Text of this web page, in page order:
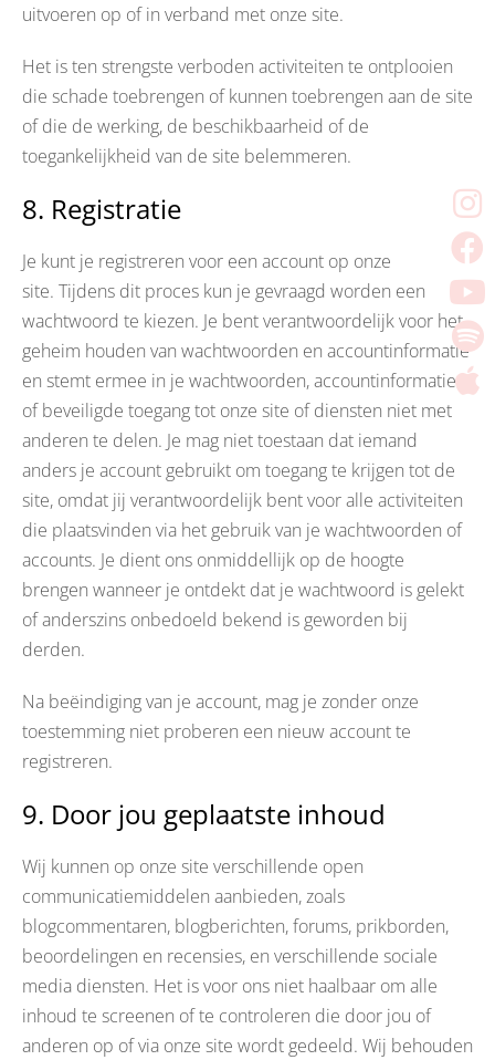
uitvoeren op of in verband met onze site.
Het is ten strengste verboden activiteiten te ontplooien
die schade toebrengen of kunnen toebrengen aan de site
of die de werking, de beschikbaarheid of de
toegankelijkheid van de site belemmeren.
8. Registratie
Je kunt je registreren voor een account op onze
site. Tijdens dit proces kun je gevraagd worden een
wachtwoord te kiezen. Je bent verantwoordelijk voor het
geheim houden van wachtwoorden en accountinformatie
en stemt ermee in je wachtwoorden, accountinformatie
of beveiligde toegang tot onze site of diensten niet met
anderen te delen. Je mag niet toestaan dat iemand
anders je account gebruikt om toegang te krijgen tot de
site, omdat jij verantwoordelijk bent voor alle activiteiten
die plaatsvinden via het gebruik van je wachtwoorden of
accounts. Je dient ons onmiddellijk op de hoogte
brengen wanneer je ontdekt dat je wachtwoord is gelekt
of anderszins onbedoeld bekend is geworden bij
derden.
Na beëindiging van je account, mag je zonder onze
toestemming niet proberen een nieuw account te
registreren.
9. Door jou geplaatste inhoud
Wij kunnen op onze site verschillende open
communicatiemiddelen aanbieden, zoals
blogcommentaren, blogberichten, forums, prikborden,
beoordelingen en recensies, en verschillende sociale
media diensten. Het is voor ons niet haalbaar om alle
inhoud te screenen of te controleren die door jou of
anderen op of via onze site wordt gedeeld. Wij behouden